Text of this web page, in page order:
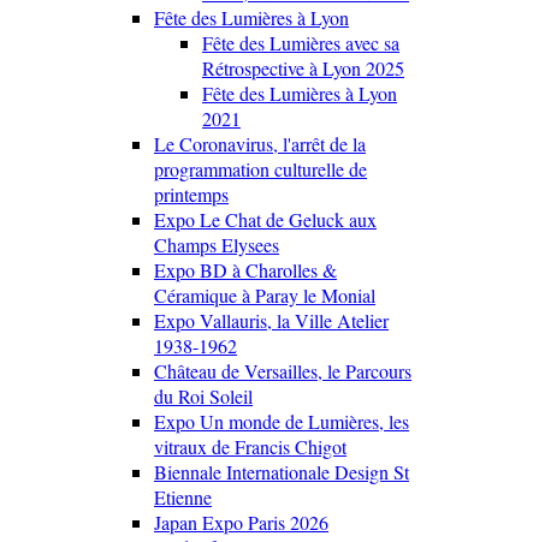
Fête des Lumières à Lyon
Fête des Lumières avec sa
Rétrospective à Lyon 2025
Fête des Lumières à Lyon
2021
Le Coronavirus, l'arrêt de la
programmation culturelle de
printemps
Expo Le Chat de Geluck aux
Champs Elysees
Expo BD à Charolles &
Céramique à Paray le Monial
Expo Vallauris, la Ville Atelier
1938-1962
Château de Versailles, le Parcours
du Roi Soleil
Expo Un monde de Lumières, les
vitraux de Francis Chigot
Biennale Internationale Design St
Etienne
Japan Expo Paris 2026